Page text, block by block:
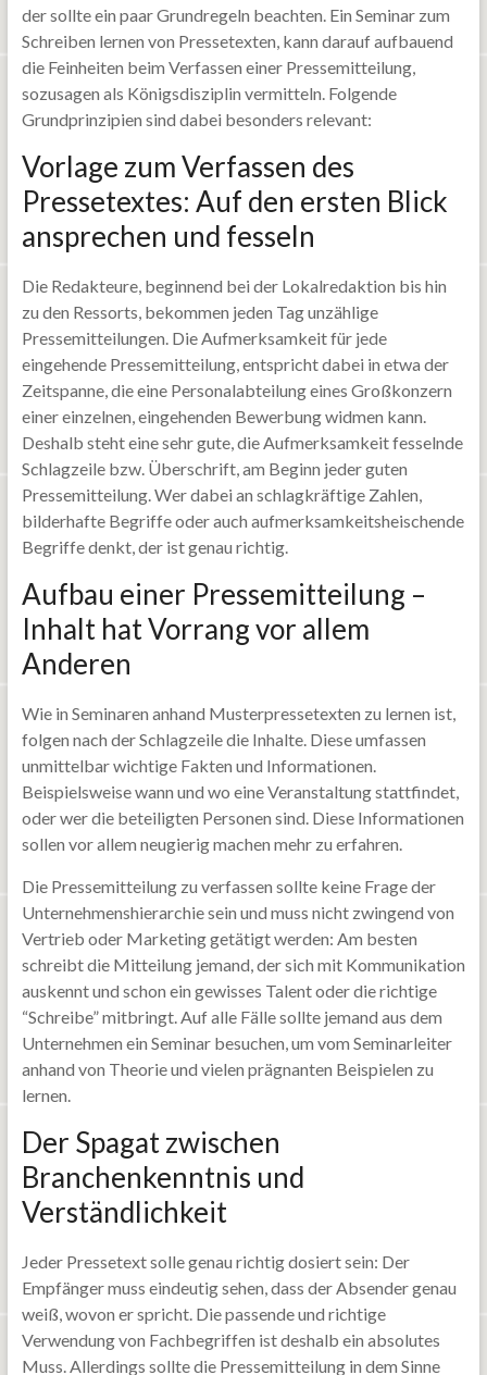
der sollte ein paar Grundregeln beachten. Ein Seminar zum
Schreiben lernen von Pressetexten, kann darauf aufbauend
die Feinheiten beim Verfassen einer Pressemitteilung,
sozusagen als Königsdisziplin vermitteln. Folgende
Grundprinzipien sind dabei besonders relevant:
Vorlage zum Verfassen des
Pressetextes: Auf den ersten Blick
ansprechen und fesseln
Die Redakteure, beginnend bei der Lokalredaktion bis hin
zu den Ressorts, bekommen jeden Tag unzählige
Pressemitteilungen. Die Aufmerksamkeit für jede
eingehende Pressemitteilung, entspricht dabei in etwa der
Zeitspanne, die eine Personalabteilung eines Großkonzern
einer einzelnen, eingehenden Bewerbung widmen kann.
Deshalb steht eine sehr gute, die Aufmerksamkeit fesselnde
Schlagzeile bzw. Überschrift, am Beginn jeder guten
Pressemitteilung. Wer dabei an schlagkräftige Zahlen,
bilderhafte Begriffe oder auch aufmerksamkeitsheischende
Begriffe denkt, der ist genau richtig.
Aufbau einer Pressemitteilung –
Inhalt hat Vorrang vor allem
Anderen
Wie in Seminaren anhand Musterpressetexten zu lernen ist,
folgen nach der Schlagzeile die Inhalte. Diese umfassen
unmittelbar wichtige Fakten und Informationen.
Beispielsweise wann und wo eine Veranstaltung stattfindet,
oder wer die beteiligten Personen sind. Diese Informationen
sollen vor allem neugierig machen mehr zu erfahren.
Die Pressemitteilung zu verfassen sollte keine Frage der
Unternehmenshierarchie sein und muss nicht zwingend von
Vertrieb oder Marketing getätigt werden: Am besten
schreibt die Mitteilung jemand, der sich mit Kommunikation
auskennt und schon ein gewisses Talent oder die richtige
“Schreibe” mitbringt. Auf alle Fälle sollte jemand aus dem
Unternehmen ein Seminar besuchen, um vom Seminarleiter
anhand von Theorie und vielen prägnanten Beispielen zu
lernen.
Der Spagat zwischen
Branchenkenntnis und
Verständlichkeit
Jeder Pressetext solle genau richtig dosiert sein: Der
Empfänger muss eindeutig sehen, dass der Absender genau
weiß, wovon er spricht. Die passende und richtige
Verwendung von Fachbegriffen ist deshalb ein absolutes
Muss. Allerdings sollte die Pressemitteilung in dem Sinne